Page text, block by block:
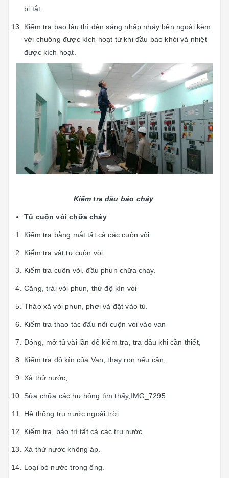
bị tắt.
Kiểm tra bao lâu thì đèn sáng nhấp nháy bên ngoài kèm
với chuông được kích hoạt từ khi đầu báo khói và nhiệt
được kích hoạt.
Kiểm tra đầu báo cháy
Tủ cuộn vòi chữa cháy
Kiểm tra bằng mắt tất cả các cuộn vòi.
Kiểm tra vật tư cuộn vòi.
Kiểm tra cuộn vòi, đầu phun chữa cháy.
Căng, trải vòi phun, thử độ kín vòi
Tháo xã vòi phun, phơi và đặt vào tủ.
Kiểm tra thao tác đấu nối cuộn vòi vào van
Đóng, mở tủ vài lần để kiểm tra, tra dầu khi cần thiết,
Kiểm tra độ kín của Van, thay ron nếu cần,
Xả thử nước,
Sửa chữa các hư hỏng tìm thấy,IMG_7295
Hệ thống trụ nước ngoài trời
Kiểm tra, bảo trì tất cả các trụ nước.
Xả thử nước không áp.
Loại bỏ nước trong ống.